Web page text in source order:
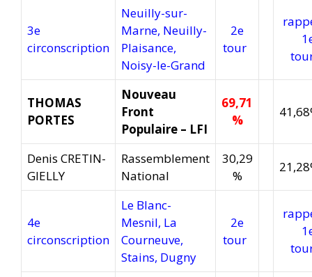
3e
circonscription
Neuilly-sur-
Marne, Neuilly-
Plaisance,
Noisy-le-Grand
2e
tour
THOMAS
PORTES
Nouveau
Front
Populaire – LFI
69,71
%
Denis CRETIN-
GIELLY
Rassemblement
National
30,29
%
4e
circonscription
Le Blanc-
Mesnil, La
Courneuve,
Stains, Dugny
2e
tour